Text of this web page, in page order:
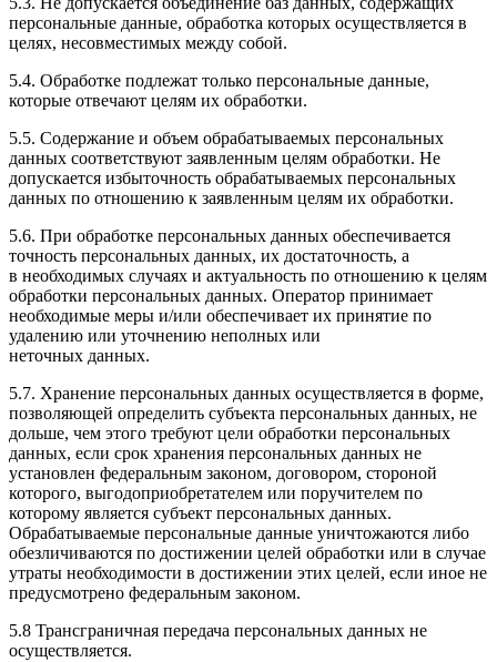
персональные данные, обработка которых осуществляется в
целях, несовместимых между собой.
5.4. Обработке подлежат только персональные данные,
которые отвечают целям их обработки.
5.5. Содержание и объем обрабатываемых персональных
данных соответствуют заявленным целям обработки. Не
допускается избыточность обрабатываемых персональных
данных по отношению к заявленным целям их обработки.
5.6. При обработке персональных данных обеспечивается
точность персональных данных, их достаточность, а
в необходимых случаях и актуальность по отношению к целям
обработки персональных данных. Оператор принимает
необходимые меры и/или обеспечивает их принятие по
удалению или уточнению неполных или
неточных данных.
5.7. Хранение персональных данных осуществляется в форме,
позволяющей определить субъекта персональных данных, не
дольше, чем этого требуют цели обработки персональных
данных, если срок хранения персональных данных не
установлен федеральным законом, договором, стороной
которого, выгодоприобретателем или поручителем по
которому является субъект персональных данных.
Обрабатываемые персональные данные уничтожаются либо
обезличиваются по достижении целей обработки или в случае
утраты необходимости в достижении этих целей, если иное не
предусмотрено федеральным законом.
5.8 Трансграничная передача персональных данных не
осуществляется.